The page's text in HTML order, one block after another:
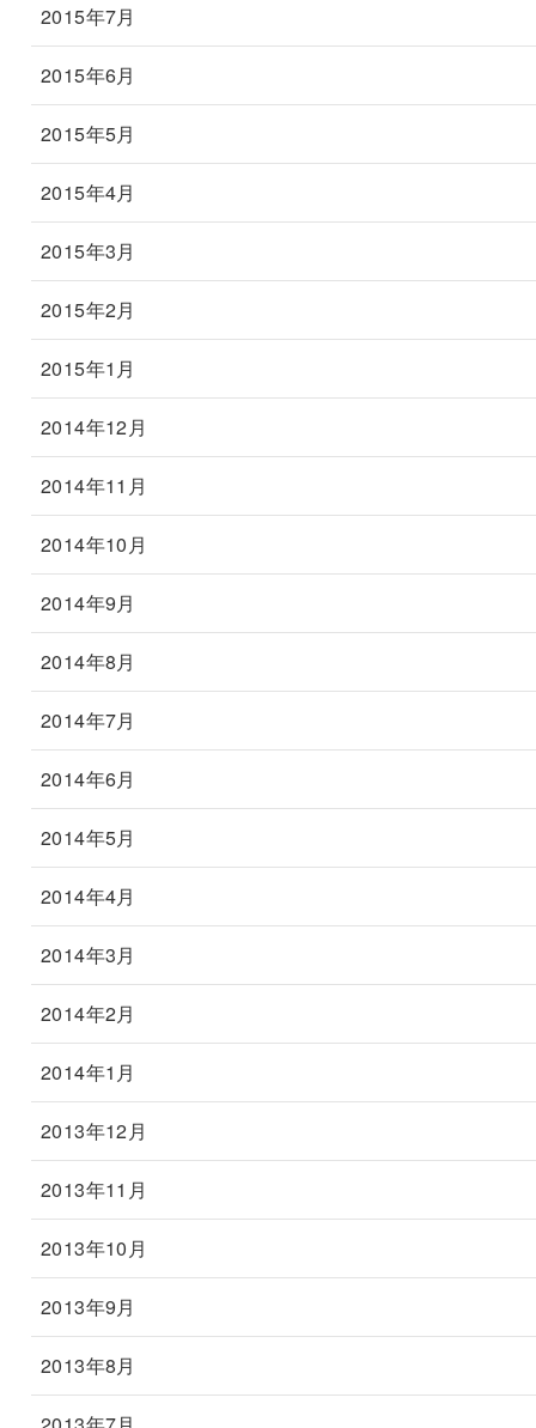
2015年7月
2015年6月
2015年5月
2015年4月
2015年3月
2015年2月
2015年1月
2014年12月
2014年11月
2014年10月
2014年9月
2014年8月
2014年7月
2014年6月
2014年5月
2014年4月
2014年3月
2014年2月
2014年1月
2013年12月
2013年11月
2013年10月
2013年9月
2013年8月